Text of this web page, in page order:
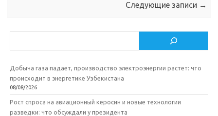
Следующие записи →
Добыча газа падает, производство электроэнергии растет: что
происходит в энергетике Узбекистана
08/08/2026
Рост спроса на авиационный керосин и новые технологии
разведки: что обсуждали у президента